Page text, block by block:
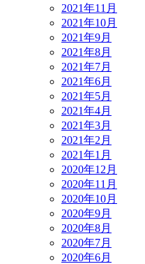
2021年11月
2021年10月
2021年9月
2021年8月
2021年7月
2021年6月
2021年5月
2021年4月
2021年3月
2021年2月
2021年1月
2020年12月
2020年11月
2020年10月
2020年9月
2020年8月
2020年7月
2020年6月